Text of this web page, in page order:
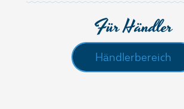
Für Händler
Händlerbereich